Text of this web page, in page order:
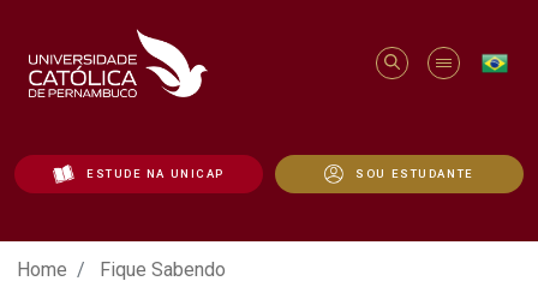
ESTUDE NA UNICAP SOU ESTUDANTE
Fique Sabendo - Unicap
Home Fique Sabendo